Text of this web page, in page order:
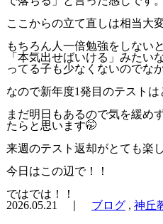
ここからの立て直しは相当大変
もちろん人一倍勉強をしない
「本気出せばいける」みたい
ってる子も少なくないのでな
なので新年度1発目のテストは
まだ明日もあるので気を緩め
たらと思います🤭
来週のテスト返却がとても楽
今日はこの辺で！！
ではでは！！
2026.05.21 ｜ ブログ, 神丘